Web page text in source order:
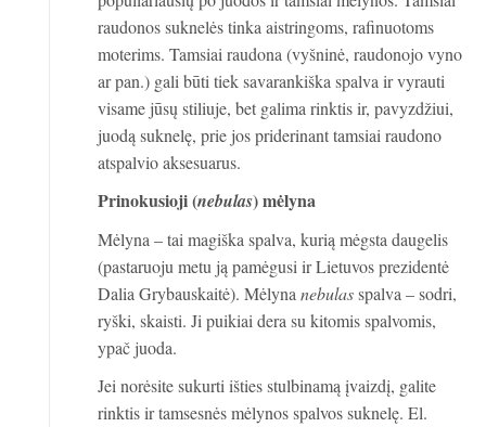
raudonos suknelės tinka aistringoms, rafinuotoms
moterims. Tamsiai raudona (vyšninė, raudonojo vyno
ar pan.) gali būti tiek savarankiška spalva ir vyrauti
visame jūsų stiliuje, bet galima rinktis ir, pavyzdžiui,
juodą suknelę, prie jos priderinant tamsiai raudono
atspalvio aksesuarus.
Prinokusioji (nebulas) mėlyna
Mėlyna – tai magiška spalva, kurią mėgsta daugelis
(pastaruoju metu ją pamėgusi ir Lietuvos prezidentė
Dalia Grybauskaitė). Mėlyna nebulasspalva – sodri,
ryški, skaisti. Ji puikiai dera su kitomis spalvomis,
ypač juoda.
Jei norėsite sukurti išties stulbinamą įvaizdį, galite
rinktis ir tamsesnės mėlynos spalvos suknelę. El.